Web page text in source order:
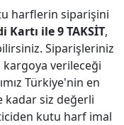
harflerin siparişini
Kartı ile 9 TAKSİT,
Siparişleriniz
verileceği
Türkiye'nin en
kadar siz değerli
kutu harf imal